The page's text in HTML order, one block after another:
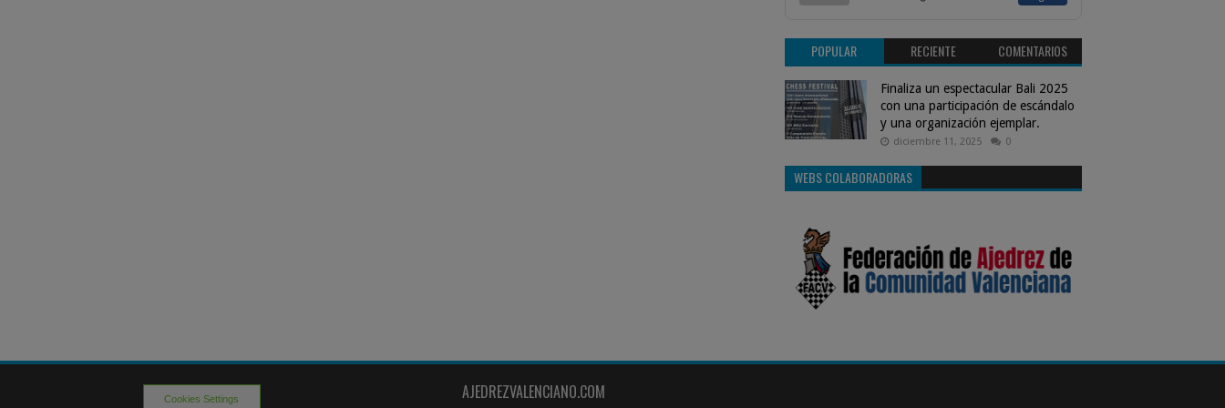
POPULAR RECIENTE COMENTARIOS
Finaliza un espectacular Bali 2025
con una participación de escándalo
y una organización ejemplar.
diciembre 11, 2025 0
WEBS COLABORADORAS
Cookies Settings AJEDREZVALENCIANO.COM